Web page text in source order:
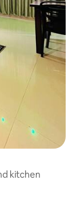
kitchen